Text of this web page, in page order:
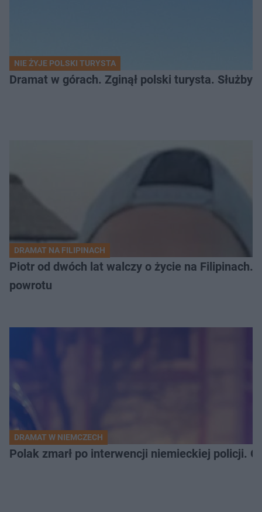
NIE ŻYJE POLSKI TURYSTA
Dramat w górach. Zginął polski turysta. Służby
DRAMAT NA FILIPINACH
Piotr od dwóch lat walczy o życie na Filipinach.
powrotu
DRAMAT W NIEMCZECH
Polak zmarł po interwencji niemieckiej policji.